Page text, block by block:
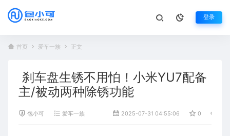
登录
首页 爱车一族 正文
刹车盘生锈不用怕！小米YU7配备
主/被动两种除锈功能
包小可 爱车一族 2025-07-31 04:55:06 0